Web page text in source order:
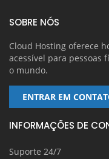
SOBRE NÓS
Cloud Hosting oferece
acessível para pessoas
o mundo.
ENTRAR EM
INFORMAÇÕES DE
Suporte 24/7